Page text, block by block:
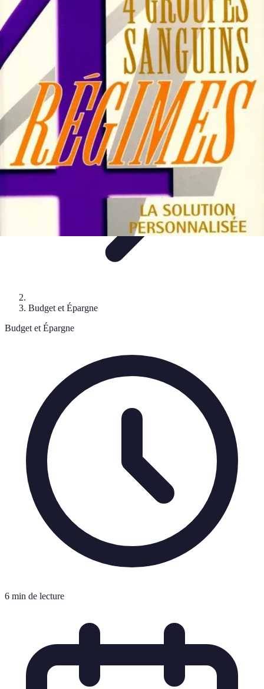
Plan Finance Perspective
Planification Financière
Stratégies FinancièresPlanification
Financier
Évaluation et AjustementÉvaluation et Ajustement du Plan
Budget et Épargne
Budget et Épargne
6 min de lecture